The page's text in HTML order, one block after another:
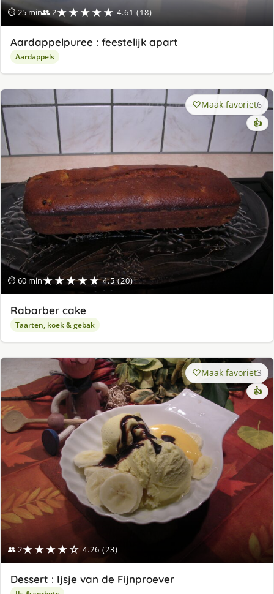
⏱ 25 min👥 2★★★★★ 4.61 (18)
Aardappelpuree : feestelijk apart
Aardappels
⏱ 60 min★★★★★ 4.5 (20)
Maak favoriet6
👍
Rabarber cake
Taarten, koek & gebak
👥 2★★★★☆ 4.26 (23)
Maak favoriet3
👍
Dessert : Ijsje van de Fijnproever